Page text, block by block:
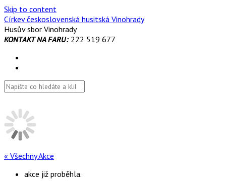
Skip to content
Církev československá husitská Vinohrady
Husův sbor Vinohrady
KONTAKT NA FARU:222 519 677
« Všechny Akce
akce již proběhla.